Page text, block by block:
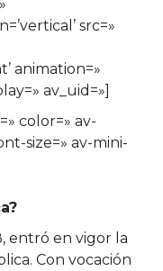
src=»
animation=»
av_uid=»]
color=» av-
size=» av-mini-
entró en vigor la
Con vocación